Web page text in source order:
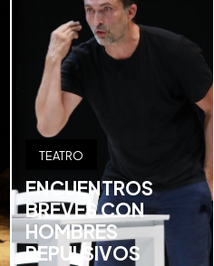
TEATRO
ENCUENTROS
BREVES CON
HOMBRES
REPULSIVOS